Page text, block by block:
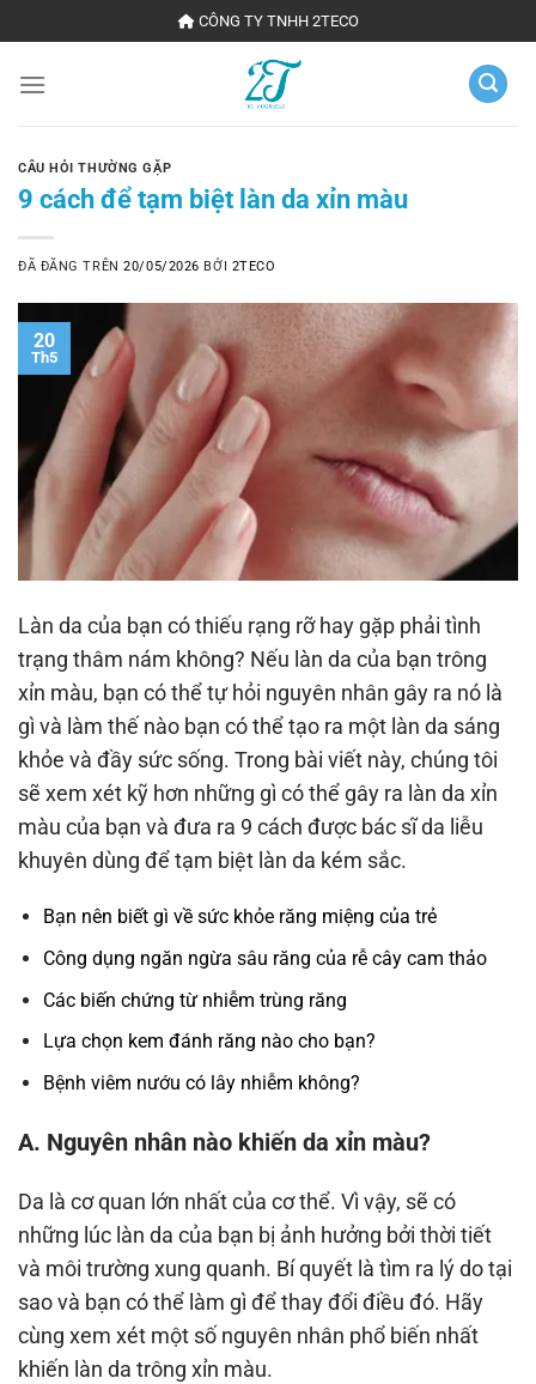
đến
nội
CÔNG TY TNHH 2TECO
CÂU HỎI THƯỜNG GẶP
9 cách để tạm biệt làn da xỉn màu
ĐÃ ĐĂNG TRÊN20/05/2026 BỞI 2TECO
20
Th5
Làn da của bạn có thiếu rạng rỡ hay gặp phải tình
trạng thâm nám không? Nếu làn da của bạn trông
xỉn màu, bạn có thể tự hỏi nguyên nhân gây ra nó là
gì và làm thế nào bạn có thể tạo ra một làn da sáng
khỏe và đầy sức sống. Trong bài viết này, chúng tôi
sẽ xem xét kỹ hơn những gì có thể gây ra làn da xỉn
màu của bạn và đưa ra 9 cách được bác sĩ da liễu
khuyên dùng để tạm biệt làn da kém sắc.
Bạn nên biết gì về sức khỏe răng miệng của trẻ
Công dụng ngăn ngừa sâu răng của rễ cây cam thảo
Các biến chứng từ nhiễm trùng răng
Lựa chọn kem đánh răng nào cho bạn?
Bệnh viêm nướu có lây nhiễm không?
A. Nguyên nhân nào khiến da xỉn màu?
Da là cơ quan lớn nhất của cơ thể. Vì vậy, sẽ có
những lúc làn da của bạn bị ảnh hưởng bởi thời tiết
và môi trường xung quanh. Bí quyết là tìm ra lý do tại
sao và bạn có thể làm gì để thay đổi điều đó. Hãy
cùng xem xét một số nguyên nhân phổ biến nhất
khiến làn da trông xỉn màu.